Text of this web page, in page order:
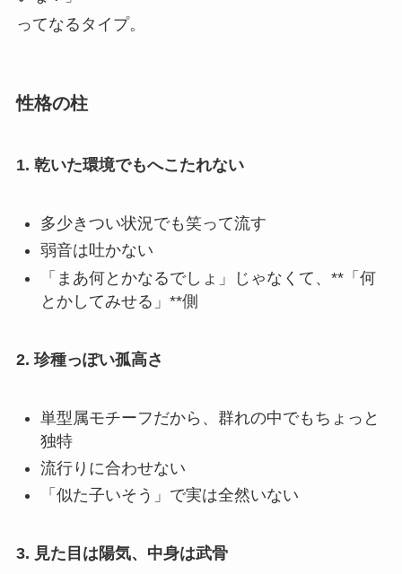
ってなるタイプ。
性格の柱
1. 乾いた環境でもへこたれない
多少きつい状況でも笑って流す
弱音は吐かない
「まあ何とかなるでしょ」じゃなくて、**「何
とかしてみせる」**側
2. 珍種っぽい孤高さ
単型属モチーフだから、群れの中でもちょっと
独特
流行りに合わせない
「似た子いそう」で実は全然いない
3. 見た目は陽気、中身は武骨